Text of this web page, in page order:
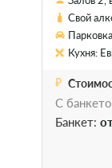
Свой
Кухня:
С
Банкет: